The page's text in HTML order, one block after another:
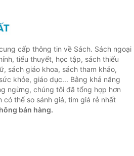
cấp thông tin về Sách. Sách ngoại
tiểu thuyết, học tập, sách thiếu
sách giáo khoa, sách tham khảo,
khỏe, giáo dục... Bằng khả năng
ngừng, chúng tôi đã tổng hợp hơn
thể so sánh giá, tìm giá rẻ nhất
bán hàng.